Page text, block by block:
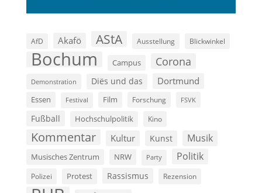
AfD Akafö AStA Ausstellung Blickwinkel
Bochum Campus Corona
Demonstration Diës und das Dortmund
Essen Festival Film Forschung FSVK
Fußball Hochschulpolitik Kino
Kommentar Kultur Kunst Musik
Musisches Zentrum NRW Party Politik
Polizei Protest Rassismus Rezension